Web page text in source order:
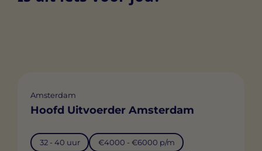
Amsterdam
Hoofd Uitvoerder Amsterdam
32 - 40 uur €4000 - €6000 p/m